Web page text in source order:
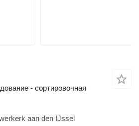
- сортировочная
aan den IJssel